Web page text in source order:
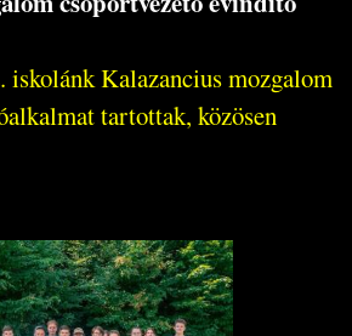
iskolánk Kalazancius mozgalom
tartottak, közösen